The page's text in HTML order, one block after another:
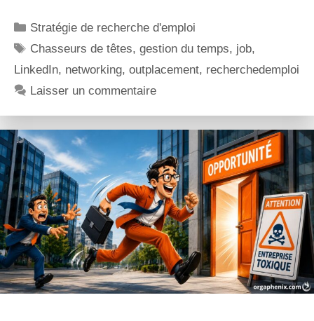
Stratégie de recherche d'emploi
Chasseurs de têtes,gestion du temps, job,
LinkedIn, networking, outplacement, recherchedemploi
Laisser un commentaire